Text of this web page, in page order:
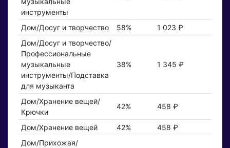
инструменты
Дом/Досуг и творчество 58%
1 023 ₽
Дом/Досуг и творчество/
Профессиональные
музыкальные
инструменты/Подставка
для музыканта
38% 1 345 ₽
Дом/Хранение вещей/
Крючки
42% 458 ₽
Дом/Хранение вещей 42%
458 ₽
Дом/Прихожая/